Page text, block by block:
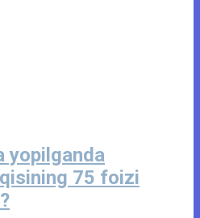
yopilganda
75 foizi